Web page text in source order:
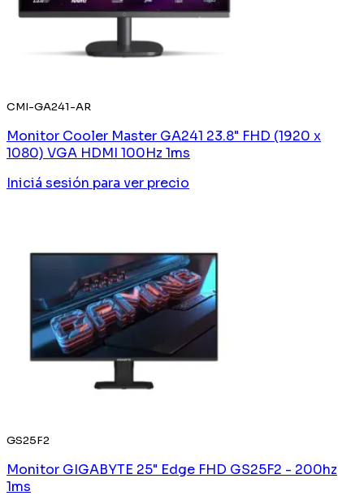
CMI-GA241-AR
Monitor Cooler Master GA241 23.8" FHD (1920 x
1080) VGA HDMI 100Hz 1ms
Iniciá sesión para ver precio
GS25F2
Monitor GIGABYTE 25" Edge FHD GS25F2 - 200hz
1ms